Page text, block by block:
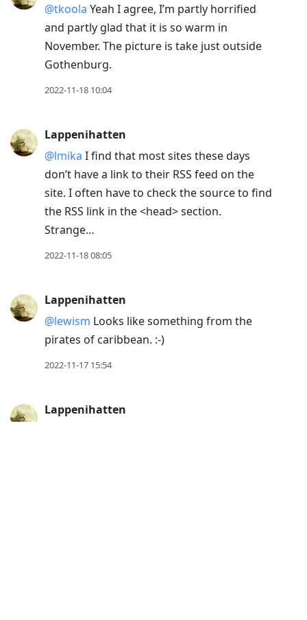
@tkoola Yeah I agree, I’m partly horrified
and partly glad that it is so warm in
November. The picture is take just outside
Gothenburg.
2022-11-18 10:04
Lappenihatten
@lmika I find that most sites these days
don’t have a link to their RSS feed on the
site. I often have to check the source to find
the RSS link in the <head> section.
Strange…
2022-11-18 08:05
Lappenihatten
@lewism Looks like something from the
pirates of caribbean. :-)
2022-11-17 15:54
Lappenihatten